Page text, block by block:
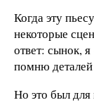
Когда эту
некоторые
ответ: сынок,
помню
Но это был